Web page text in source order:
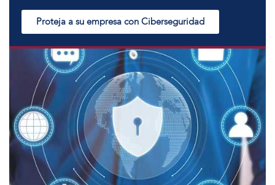
Proteja a su empresa con Ciberseguridad